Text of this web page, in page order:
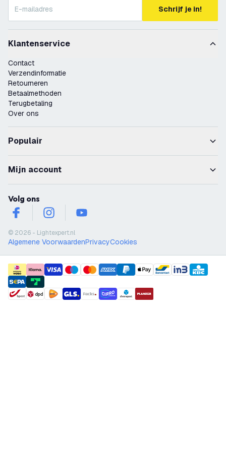
Schrijf je in!
Klantenservice
Contact
Verzendinformatie
Retourneren
Betaalmethoden
Terugbetaling
Over ons
Populair
Mijn account
Volg ons
facebookinstagramyoutube
© 2026 - Lightexpert.nl
Algemene VoorwaardenPrivacyCookies
payment methods
shipment methods